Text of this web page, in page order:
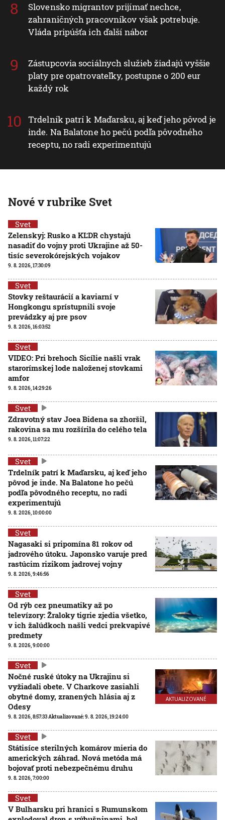
Slovensko migrantov prijímať nechce,
zahraničných pracovníkov však potrebuje.
Vláda pripúšťa ich ďalší nábor
Zástupcovia sociálnych služieb žiadajú vyššie
platy pre opatrovateľky, postupne o 200 eur
každý rok
Trdelník patrí k Maďarsku, aj keď jeho pôvod je
inde. Na Balatone ho pečú podľa pôvodného
receptu, no radi experimentujú
Nové v rubrike Svet
Svet
Zelenskyj: Rusko a KĽDR chystajú
nasadiť do vojny proti Ukrajine až 50-
tisíc severokórejských vojakov
9. 8. 2026, 17:30:09
Svet
Stovky reštaurácií a kaviarní v
Hongkongu sprístupnili svoje
prevádzky aj pre psov
9. 8. 2026, 16:03:52
Svet
VIDEO: Pri brehoch Sicílie našli vrak
starorímskej lode naloženej stovkami
amfor
9. 8. 2026, 14:29:26
Svet
Zdravotný stav Joea Bidena sa zhoršil,
rakovina sa mu rozšírila do celého tela
9. 8. 2026, 11:07:22
Svet
Trdelník patrí k Maďarsku, aj keď jeho
pôvod je inde. Na Balatone ho pečú
podľa pôvodného receptu, no radi
experimentujú
9. 8. 2026, 10:00:00
Svet
Nagasaki si pripomína 81 rokov od
jadrového útoku. Japonsko varuje pred
rastúcim rizikom jadrovej vojny
9. 8. 2026, 9:46:56
Svet
Od rýb cez pneumatiky až po
televízory: Žraloky tigrie zjedia všetko,
v ich žalúdkoch našli vedci prekvapivé
predmety
9. 8. 2026, 9:00:00
AKTUALIZOVANÉ
Svet
Nočné ruské útoky na Ukrajinu si
vyžiadali obete. V Charkove zasiahli
obytné domy, zranených hlásia aj z
Odesy
9. 8. 2026, 8:57:33Aktualizované:9. 8. 2026, 19:24:00
Svet
Státisíce sterilných komárov mieria do
amerických záhrad. Nová metóda má
bojovať proti nebezpečnému druhu
9. 8. 2026, 7:00:00
Svet
V Bulharsku pri hranici s Rumunskom